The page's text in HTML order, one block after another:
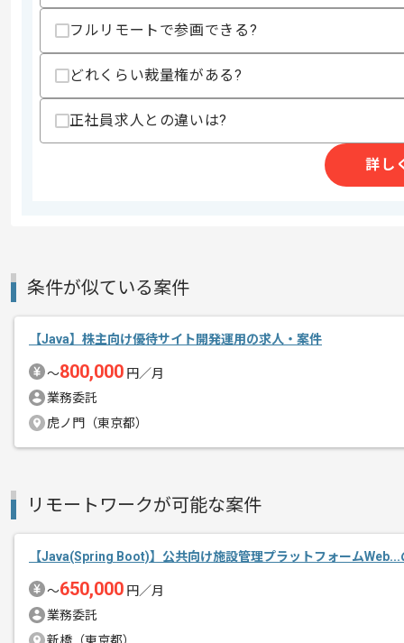
・新規構築案件でのDB設計経験
・AWS構築経験
・Swaggerの利用経験
・OpenAPIへの理解
・アジャイル開発経験
・OAuth2、MySQL、DynamoDBの知見
精算・お支払い
精算条件
その他募集要項
メント
レバテック実績有の企業でございます。
フルリモートで参画できる?
どれくらい裁量権がある?
正社員求人との違いは?
詳し
条件が似ている案件
【Java】株主向け優待サイト開発運用の求人・案件
〜800,000 円／月
業務委託
虎ノ門（東京都）
リモートワークが可能な案件
【Java(Spring Boot)】公共向け施設管理プラットフォーム
〜650,000 円／月
業務委託